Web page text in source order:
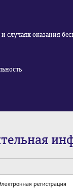
случаях оказания